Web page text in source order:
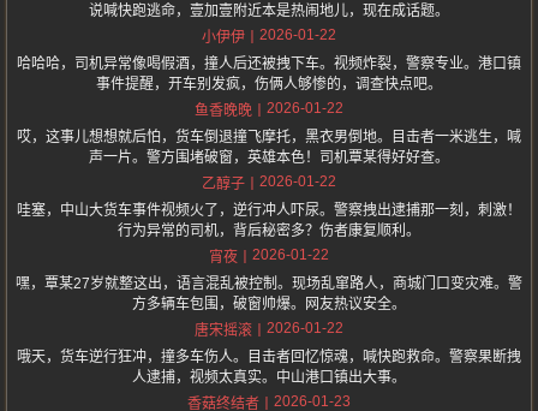
说喊快跑逃命，壹加壹附近本是热闹地儿，现在成话题。
小伊伊
2026-01-22
哈哈哈，司机异常像喝假酒，撞人后还被拽下车。视频炸裂，警察专业。港口镇
事件提醒，开车别发疯，伤俩人够惨的，调查快点吧。
鱼香晚晚
2026-01-22
哎，这事儿想想就后怕，货车倒退撞飞摩托，黑衣男倒地。目击者一米逃生，喊
声一片。警方围堵破窗，英雄本色！司机覃某得好好查。
乙醇子
2026-01-22
哇塞，中山大货车事件视频火了，逆行冲人吓尿。警察拽出逮捕那一刻，刺激！
行为异常的司机，背后秘密多？伤者康复顺利。
宵夜
2026-01-22
嘿，覃某27岁就整这出，语言混乱被控制。现场乱窜路人，商城门口变灾难。警
方多辆车包围，破窗帅爆。网友热议安全。
唐宋摇滚
2026-01-22
哦天，货车逆行狂冲，撞多车伤人。目击者回忆惊魂，喊快跑救命。警察果断拽
人逮捕，视频太真实。中山港口镇出大事。
香菇终结者
2026-01-23